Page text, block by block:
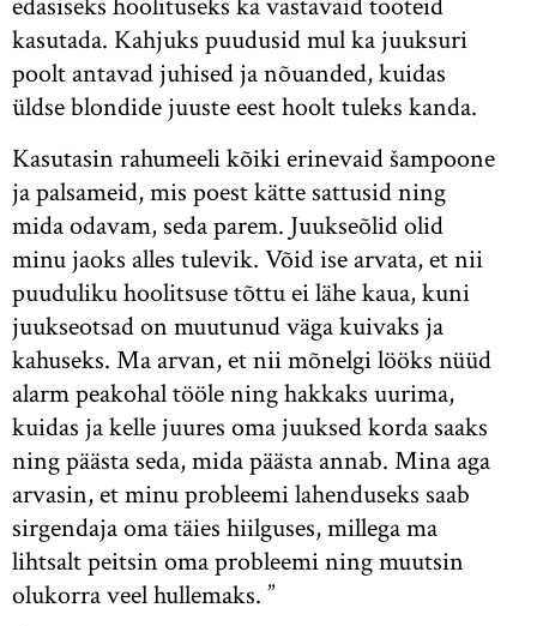
kasutada. Kahjuks puudusid mul ka juuksuri
poolt antavad juhised ja nõuanded, kuidas
üldse blondide juuste eest hoolt tuleks kanda.
Kasutasin rahumeeli kõiki erinevaid šampoone
ja palsameid, mis poest kätte sattusid ning
mida odavam, seda parem. Juukseõlid olid
minu jaoks alles tulevik. Võid ise arvata, et nii
puuduliku hoolitsuse tõttu ei lähe kaua, kuni
juukseotsad on muutunud väga kuivaks ja
kahuseks. Ma arvan, et nii mõnelgi lööks nüüd
alarm peakohal tööle ning hakkaks uurima,
kuidas ja kelle juures oma juuksed korda saaks
ning päästa seda, mida päästa annab. Mina aga
arvasin, et minu probleemi lahenduseks saab
sirgendaja oma täies hiilguses, millega ma
lihtsalt peitsin oma probleemi ning muutsin
olukorra veel hullemaks. ”